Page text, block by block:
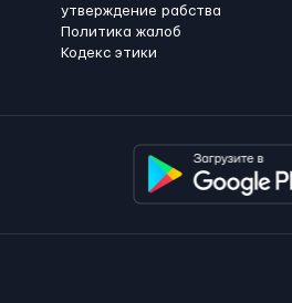
утверждение рабства
Политика жалоб
Кодекс этики